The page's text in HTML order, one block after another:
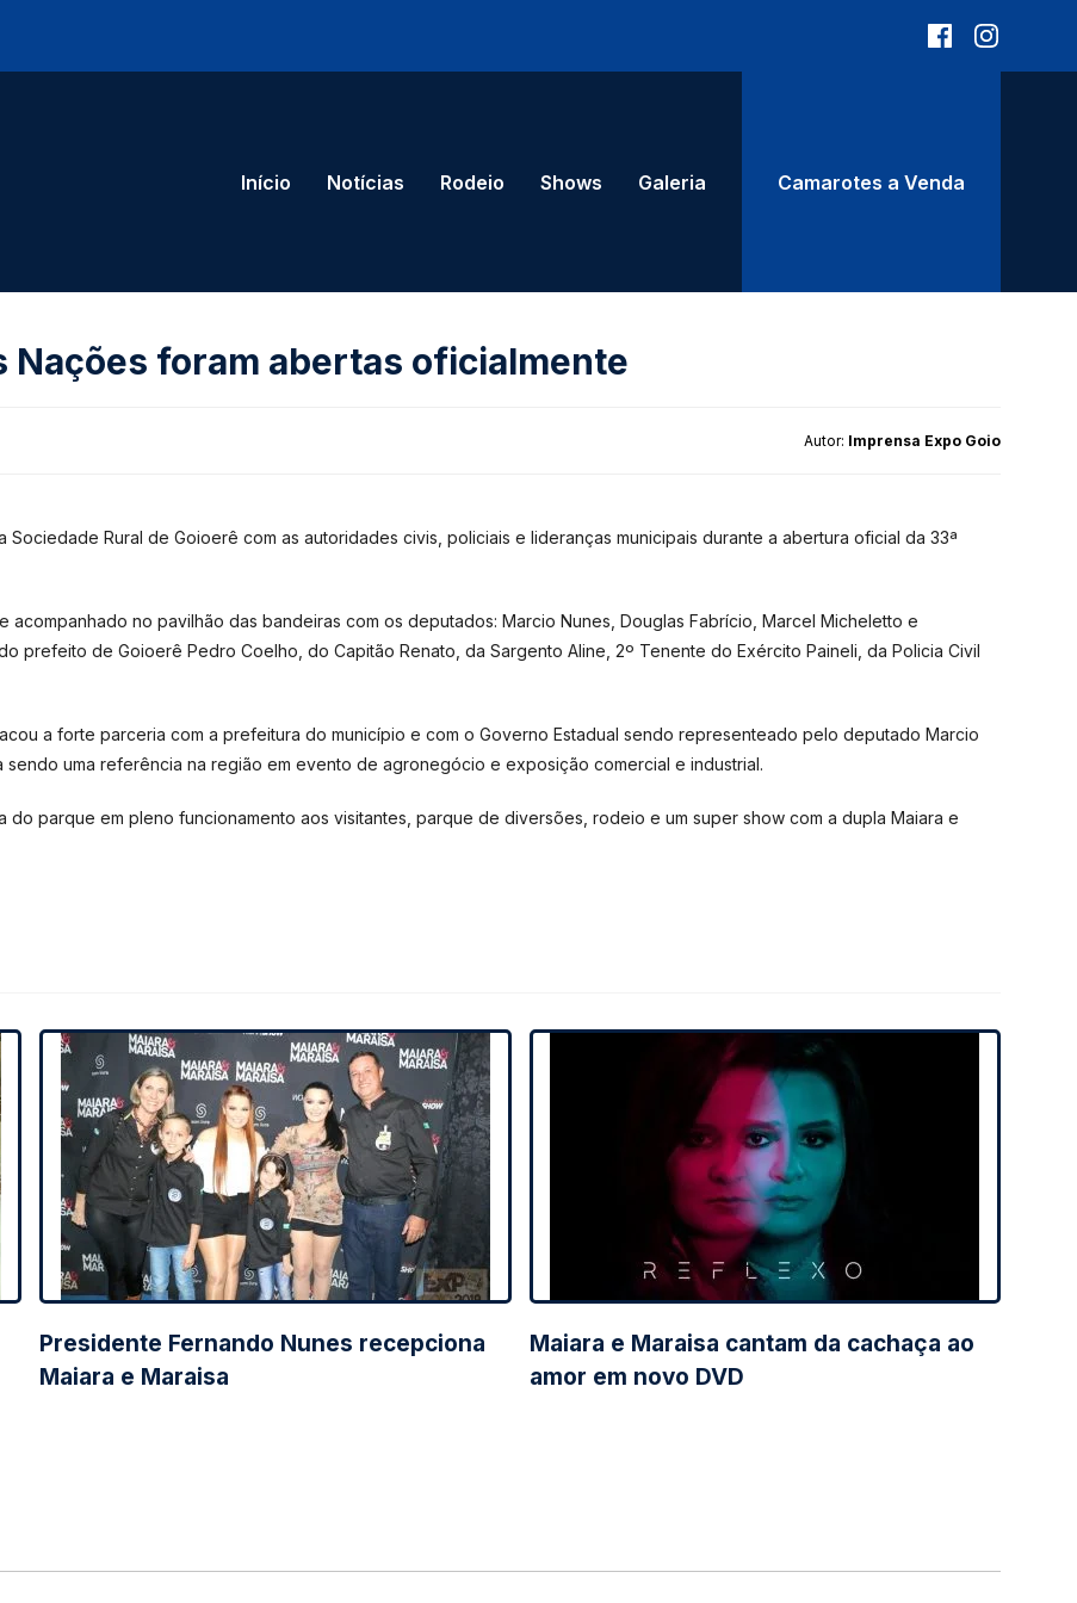
Início Notícias Rodeio Shows Galeria Camarotes a Venda
Nações foram abertas oficialmente
Autor: Imprensa Expo Goio
Rural de Goioerê com as autoridades civis, policiais e lideranças municipais durante a abertura oficial da 33ª
no pavilhão das bandeiras com os deputados: Marcio Nunes, Douglas Fabrício, Marcel Micheletto e
prefeito de Goioerê Pedro Coelho, do Capitão Renato, da Sargento Aline, 2º Tenente do Exército Paineli, da Policia Civil
a forte parceria com a prefeitura do município e com o Governo Estadual sendo representeado pelo deputado Marcio
uma referência na região em evento de agronegócio e exposição comercial e industrial.
parque em pleno funcionamento aos visitantes, parque de diversões, rodeio e um super show com a dupla Maiara e
Presidente Fernando Nunes recepciona
Maiara e Maraisa
Maiara e Maraisa cantam da cachaça ao
amor em novo DVD